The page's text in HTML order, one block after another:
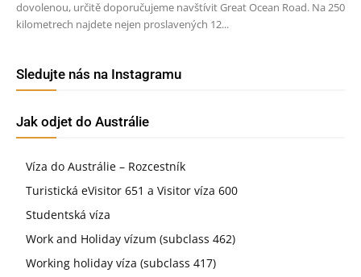
dovolenou, určitě doporučujeme navštívit Great Ocean Road. Na 250
kilometrech najdete nejen proslavených 12...
Sledujte nás na Instagramu
Jak odjet do Austrálie
Víza do Austrálie – Rozcestník
Turistická eVisitor 651 a Visitor víza 600
Studentská víza
Work and Holiday vízum (subclass 462)
Working holiday víza (subclass 417)